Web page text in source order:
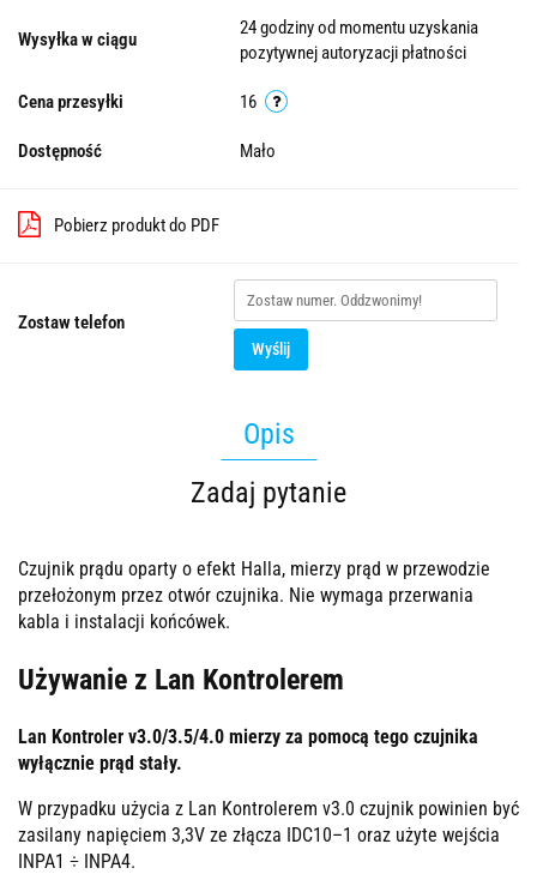
Wysyłka w ciągu
24 godziny od momentu uzyskania
pozytywnej autoryzacji płatności
Cena przesyłki 16
Dostępność Mało
Pobierz produkt do PDF
Zostaw telefon
Wyślij
Opis
Zadaj pytanie
Czujnik prądu oparty o efekt Halla, mierzy prąd w przewodzie
przełożonym przez otwór czujnika. Nie wymaga przerwania
kabla i instalacji końcówek.
Używanie z Lan Kontrolerem
Lan Kontroler v3.0/3.5/4.0 mierzy za pomocą tego czujnika
wyłącznie prąd stały.
W przypadku użycia z Lan Kontrolerem v3.0 czujnik powinien być
zasilany napięciem 3,3V ze złącza IDC10–1 oraz użyte wejścia
INPA1 ÷ INPA4.